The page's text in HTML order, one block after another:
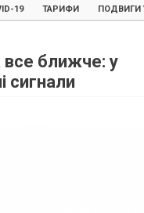
19 ТАРИФИ ПОДВИГИ
все ближче: у
сигнали